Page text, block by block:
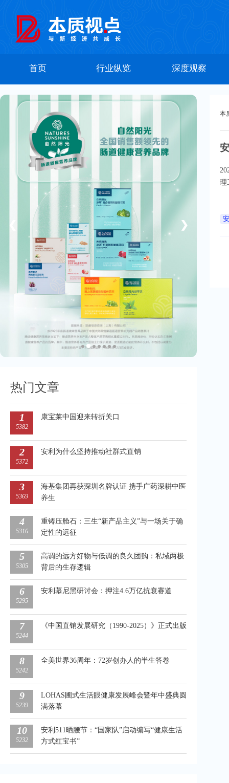
首页 行业纵览 深度观察
❯
热门文章
1
5382
康宝莱中国迎来转折关口
2
5372
安利为什么坚持推动社群式直销
3
5369
海基集团再获深圳名牌认证 携手广药深耕中医
养生
4
5316
重铸压舱石：三生“新产品主义”与一场关于确
定性的远征
5
5305
高调的远方好物与低调的良久团购：私域两极
背后的生存逻辑
6
5295
安利慕尼黑研讨会：押注4.6万亿抗衰赛道
7
5244
《中国直销发展研究（1990-2025）》正式出版
8
5242
全美世界36周年：72岁创办人的半生答卷
9
5239
LOHAS圃式生活眼健康发展峰会暨年中盛典圆
满落幕
10
5232
安利511晒腰节：“国家队”启动编写“健康生活
方式红宝书”
本
理